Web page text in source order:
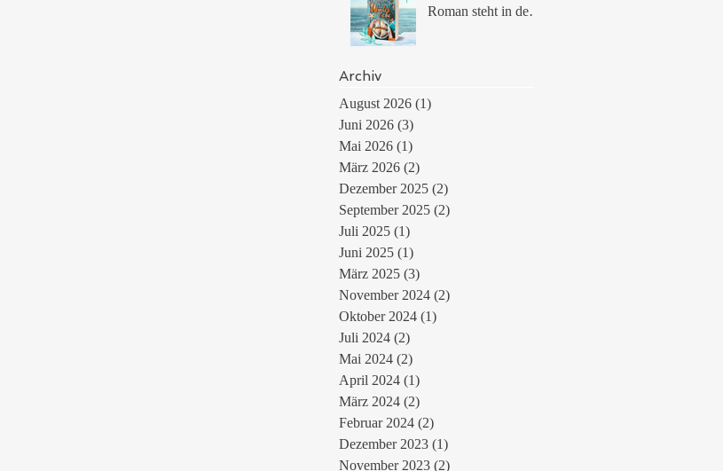
Roman steht in den
Archiv
August 2026 (1)
Juni 2026 (3)
Mai 2026 (1)
März 2026 (2)
Dezember 2025 (2)
September 2025 (2)
Juli 2025 (1)
Juni 2025 (1)
März 2025 (3)
November 2024 (2)
Oktober 2024 (1)
Juli 2024 (2)
Mai 2024 (2)
April 2024 (1)
März 2024 (2)
Februar 2024 (2)
Dezember 2023 (1)
November 2023 (2)